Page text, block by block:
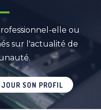
elle ou
sur l'actualité de
SON PROFIL